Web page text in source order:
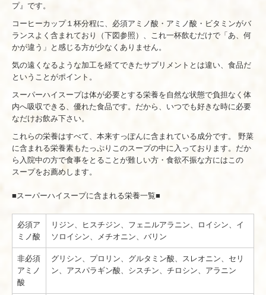
プ』です。
コーヒーカップ１杯分程に、必須アミノ酸・アミノ酸・ビタミンがバ
ランスよく含まれており（下図参照）、これ一杯飲むだけで「あ、何
かが違う」と感じる方が少なくありません。
気の遠くなるような加工を経てできたサプリメントとは違い、食品だ
ということがポイント。
スーパーハイスープは体が必要とする栄養を自然な状態で負担なく体
内へ吸収できる、優れた食品です。だから、いつでも好きな時に必要
なだけお飲み下さい。
これらの栄養はすべて、本来すっぽんに含まれている成分です。 野菜
に含まれる栄養素もたっぷりこのスープの中に入っております。だか
ら入院中の方で食事をとることが難しい方・食欲不振な方にはこの
スープをお薦めします。
■スーパーハイスープに含まれる栄養一覧■
必須ア
ミノ酸
リジン、ヒスチジン、フェニルアラニン、ロイシン、イ
ソロイシン、メチオニン、バリン
非必須
アミノ
酸
グリシン、プロリン、グルタミン酸、スレオニン、セリ
ン、アスパラギン酸、シスチン、チロシン、アラニン